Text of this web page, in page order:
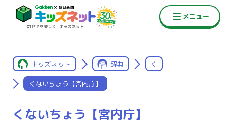
キッズネット 辞典 く
くないちょう【宮内庁】
くないちょう【宮内庁】